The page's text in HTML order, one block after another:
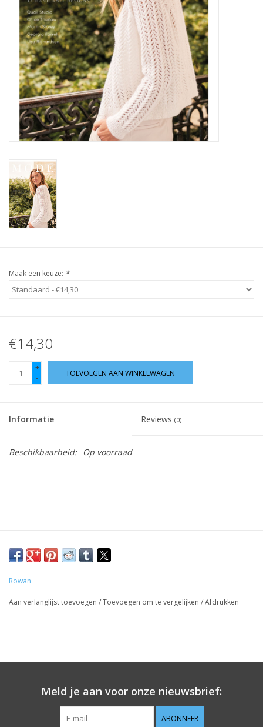
Breien en haken
Handwerk
Workshop
Sale / Coupons
Tweedehands
Cadeaubonnen
Guy's blog
Maak een keuze: *
€14,30
+
-
TOEVOEGEN AAN WINKELWAGEN
Informatie Reviews (0)
Beschikbaarheid: Op voorraad
Rowan
Aan verlanglijst toevoegen /Toevoegen om te vergelijken /Afdrukken
Meld je aan voor onze nieuwsbrief:
ABONNEER